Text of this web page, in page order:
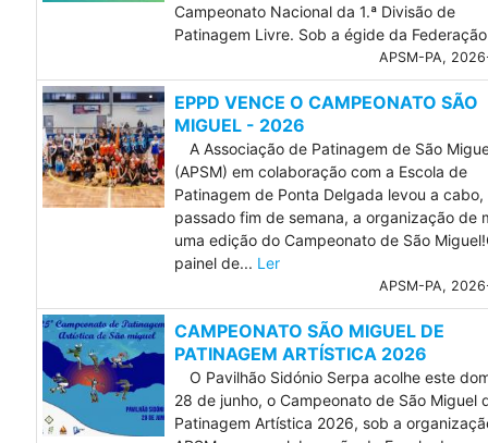
Campeonato Nacional da 1.ª Divisão de
Patinagem Livre. Sob a égide da
APSM-PA,
EPPD VENCE O CAMPEONATO SÃO
MIGUEL - 2026
A Associação de Patinagem de São
(APSM) em colaboração com a Escola de
Patinagem de Ponta Delgada levou a cabo,
passado fim de semana, a organização de
uma edição do Campeonato de São
painel de... Ler
APSM-PA,
CAMPEONATO SÃO MIGUEL DE
PATINAGEM ARTÍSTICA 2026
O Pavilhão Sidónio Serpa acolhe este
28 de junho, o Campeonato de São Miguel
Patinagem Artística 2026, sob a